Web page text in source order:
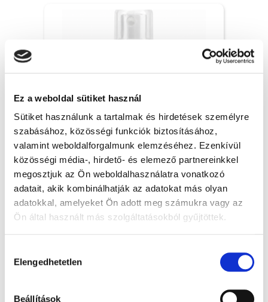
Ez a weboldal sütiket használ
Sütiket használunk a tartalmak és hirdetések személyre
szabásához, közösségi funkciók biztosításához,
valamint weboldalforgalmunk elemzéséhez. Ezenkívül
közösségi média-, hirdető- és elemező partnereinkkel
megosztjuk az Ön weboldalhasználatra vonatkozó
adatait, akik kombinálhatják az adatokat más olyan
adatokkal, amelyeket Ön adott meg számukra vagy az
Ön által használt más szolgáltatásokból gyűjtöttek.
kiválasztása
Elengedhetetlen
Beállítások
Porlasztó pumpa - Ø 24/410 mm, víztiszta,
20x
Rendelésre